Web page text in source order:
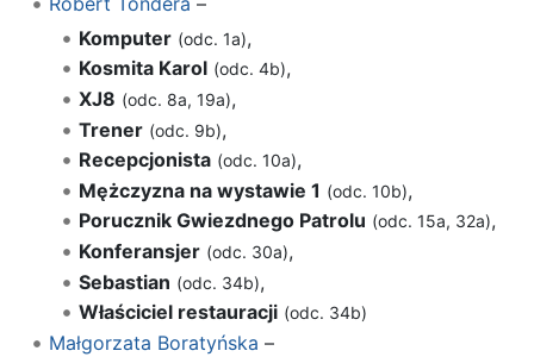
Komputer (odc. 1a),
Kosmita Karol (odc. 4b),
XJ8 (odc. 8a, 19a),
Trener (odc. 9b),
Recepcjonista (odc. 10a),
Mężczyzna na wystawie 1 (odc. 10b),
Porucznik Gwiezdnego Patrolu (odc. 15a, 32a),
Konferansjer (odc. 30a),
Sebastian (odc. 34b),
Właściciel restauracji (odc. 34b)
Małgorzata Boratyńska –